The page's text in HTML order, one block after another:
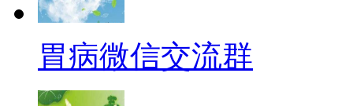
胃病微信交流群